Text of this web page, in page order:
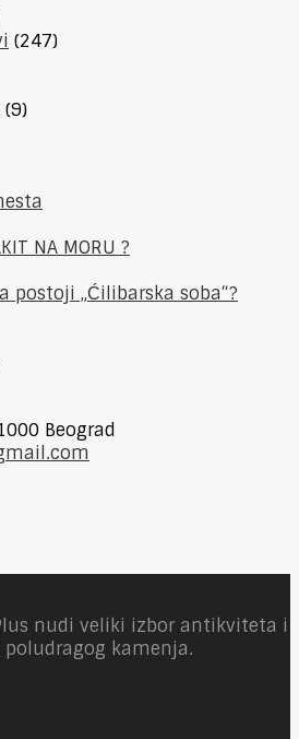
(247)
(9)
NA MORU ?
postoji „Ćilibarska soba“?
Beograd
nudi veliki izbor antikviteta i
kamenja.